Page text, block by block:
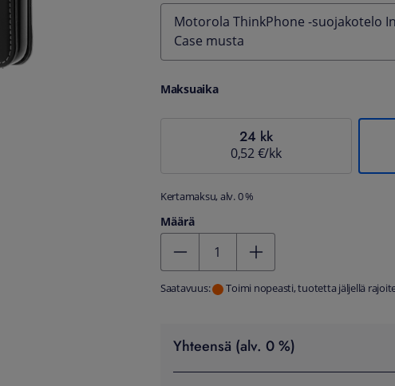
Motorola ThinkPhone -suojakotelo
Case musta
Maksuaika
24 kk
0,52 €/kk
Kertamaksu, alv. 0 %
Määrä
Saatavuus: Toimi nopeasti, tuotetta jäljellä
Yhteensä (alv. 0 %)